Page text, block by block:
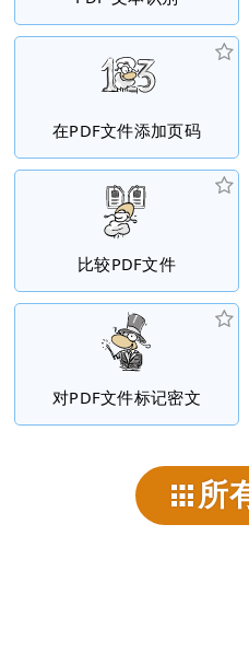
在PDF文件添加页码
比较PDF文件
对PDF文件标记密文
所